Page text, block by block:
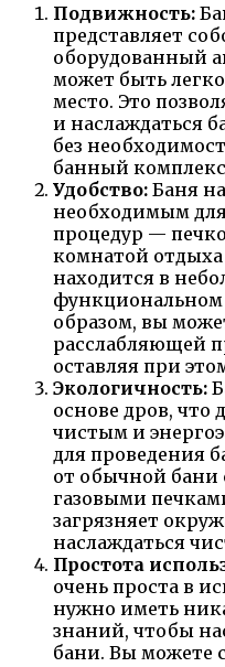
Подвижность:
представляет
оборудованный
может быть
место. Это
и наслаждаться
без
банный
Удобство: Баня
необходимым
процедур —
комнатой отдыха
находится в
функциональном
образом, вы
расслабляющей
оставляя при
Экологичность:
основе дров, что
чистым и
для проведения
от обычной бани
газовыми
загрязняет
наслаждаться
Простота
очень проста в
нужно иметь
знаний, чтобы
бани. Вы можете